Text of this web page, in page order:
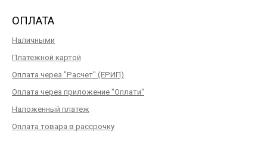
ОПЛАТА
Наличными
Платежной картой
Оплата через "Расчет" (ЕРИП)
Оплата через приложение "Оплати"
Наложенный платеж
Оплата товара в рассрочку